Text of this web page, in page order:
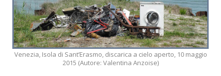
Venezia, Isola di Sant’Erasmo, discarica a cielo aperto, 10 maggio
2015 (Autore: Valentina Anzoise)